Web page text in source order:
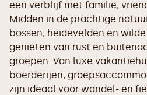
een verblijf met familie,
Midden in de prachtige
bossen, heidevelden en
genieten van rust en
groepen. Van luxe
boerderijen,
zijn ideaal voor wandel- en